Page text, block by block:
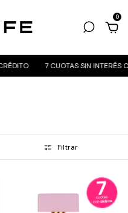
0
7 CUOTAS SIN INTERÉS CON
Filtrar